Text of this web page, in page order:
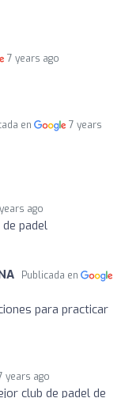
7 years ago
en
7 years
ago
padel
Publicada en
para practicar
years ago
club de padel de